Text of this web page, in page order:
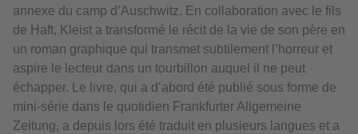
annexe du camp d’Auschwitz. En collaboration avec le fils
de Haft, Kleist a transformé le récit de la vie de son père en
un roman graphique qui transmet subtilement l’horreur et
aspire le lecteur dans un tourbillon auquel il ne peut
échapper. Le livre, qui a d’abord été publié sous forme de
mini-série dans le quotidien Frankfurter Allgemeine
Zeitung, a depuis lors été traduit en plusieurs langues et a